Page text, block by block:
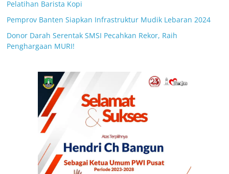
Pelatihan Barista Kopi
Pemprov Banten Siapkan Infrastruktur Mudik Lebaran 2024
Donor Darah Serentak SMSI Pecahkan Rekor, Raih
Penghargaan MURI!